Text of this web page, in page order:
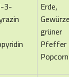
3-
Erde,
grüner
Pfeffer
Popcorn